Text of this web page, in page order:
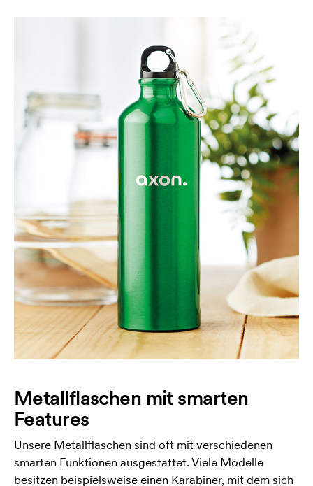
Metallflaschen mit smarten
Features
Unsere Metallflaschen sind oft mit verschiedenen
smarten Funktionen ausgestattet. Viele Modelle
besitzen beispielsweise einen Karabiner, mit dem sich